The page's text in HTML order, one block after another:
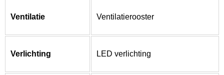
Ventilatie Ventilatierooster
Verlichting LED verlichting